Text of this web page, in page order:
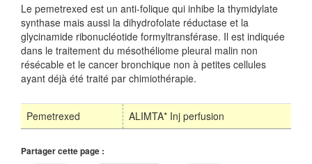
Le pemetrexed est un anti-folique qui inhibe la thymidylate
synthase mais aussi la dihydrofolate réductase et la
glycinamide ribonucléotide formyltransférase. Il est indiquée
dans le traitement du mésothéliome pleural malin non
résécable et le cancer bronchique non à petites cellules
ayant déjà été traité par chimiothérapie.
Pemetrexed ALIMTA* Inj perfusion
Partager cette page :